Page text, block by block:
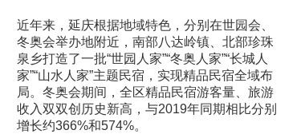
近年来，延庆根据地域特色，分别在世园会、
冬奥会举办地附近，南部八达岭镇、北部珍珠
泉乡打造了一批“世园人家”“冬奥人家”“长城人
家”“山水人家”主题民宿，实现精品民宿全域布
局。冬奥会期间，全区精品民宿游客量、旅游
收入双双创历史新高，与2019年同期相比分别
增长约366%和574%。